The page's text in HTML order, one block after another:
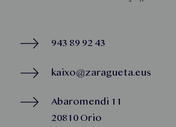
943 89 92 43
kaixo@zaragueta.eus
Abaromendi 11
20810 Orio